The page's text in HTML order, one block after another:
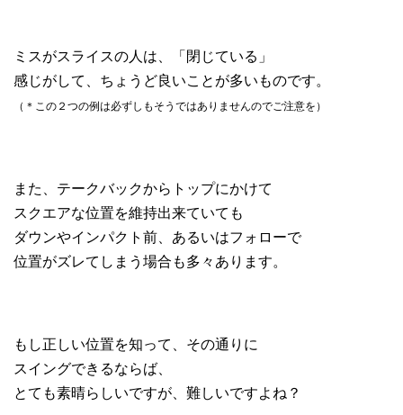
ミスがスライスの人は、「閉じている」
感じがして、ちょうど良いことが多いものです。
（＊この２つの例は必ずしもそうではありませんのでご注意を）
また、テークバックからトップにかけて
スクエアな位置を維持出来ていても
ダウンやインパクト前、あるいはフォローで
位置がズレてしまう場合も多々あります。
もし正しい位置を知って、その通りに
スイングできるならば、
とても素晴らしいですが、難しいですよね？